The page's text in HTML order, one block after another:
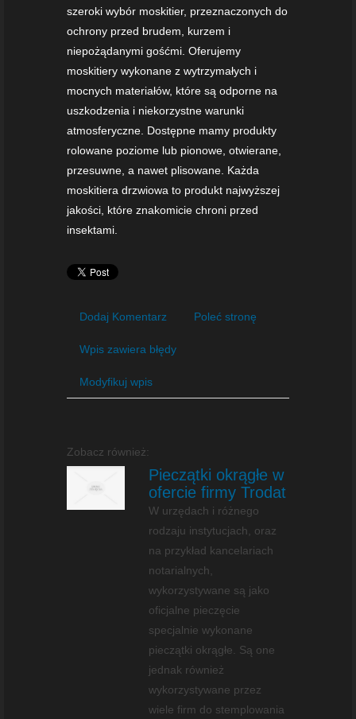
szeroki wybór moskitier, przeznaczonych do
ochrony przed brudem, kurzem i
niepożądanymi gośćmi. Oferujemy
moskitiery wykonane z wytrzymałych i
mocnych materiałów, które są odporne na
uszkodzenia i niekorzystne warunki
atmosferyczne. Dostępne mamy produkty
rolowane poziome lub pionowe, otwierane,
przesuwne, a nawet plisowane. Każda
moskitiera drzwiowa to produkt najwyższej
jakości, które znakomicie chroni przed
insektami.
Dodaj Komentarz Poleć stronę
Wpis zawiera błędy
Modyfikuj wpis
Zobacz również:
Pieczątki okrągłe w
ofercie firmy Trodat
W urzędach i różnego
rodzaju instytucjach, oraz
na przykład kancelariach
notarialnych,
wykorzystywane są jako
oficjalne pieczęcie
specjalnie wykonane
pieczątki okrągłe. Są one
jednak również
wykorzystywane przez
wiele firm do stemplowania